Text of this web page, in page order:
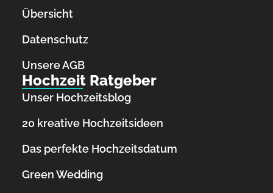
Übersicht
Datenschutz
Unsere AGB
Hochzeit Ratgeber
Unser Hochzeitsblog
20 kreative Hochzeitsideen
Das perfekte Hochzeitsdatum
Green Wedding